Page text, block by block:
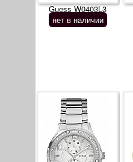
Guess W0403L3
нет в наличии